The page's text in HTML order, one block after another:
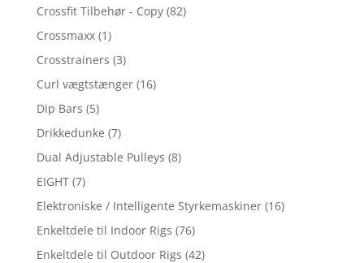
Crossfit Tilbehør - Copy (82)
Crossmaxx (1)
Crosstrainers (3)
Curl vægtstænger (16)
Dip Bars (5)
Drikkedunke (7)
Dual Adjustable Pulleys (8)
EIGHT (7)
Elektroniske / Intelligente Styrkemaskiner (16)
Enkeltdele til Indoor Rigs (76)
Enkeltdele til Outdoor Rigs (42)